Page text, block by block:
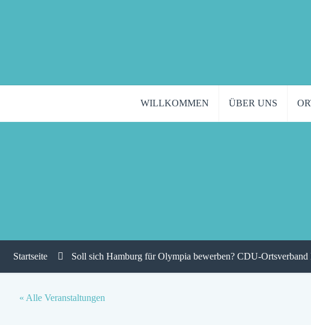
WILLKOMMEN ÜBER UNS
Startseite Soll sich Hamburg für Olympia bewerben? CDU-
« Alle Veranstaltungen